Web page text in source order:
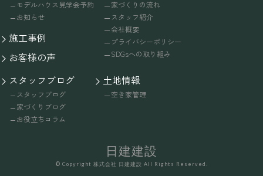
モデルハウス見学会予約
お知らせ
施工事例
お客様の声
家づくりの流れ
スタッフ紹介
会社概要
プライバシーポリシー
SDGsへの取り組み
スタッフブログ
スタッフブログ
家づくりブログ
お役立ちコラム
土地情報
空き家管理
日建建設
© Copyright 株式会社 日建建設 All Rights Reserved.